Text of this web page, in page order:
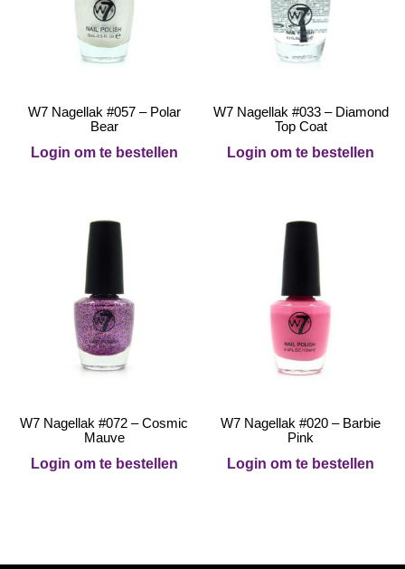
W7 Nagellak #057 – Polar
Bear
Login om te bestellen
W7 Nagellak #033 – Diamond
Top Coat
Login om te bestellen
W7 Nagellak #072 – Cosmic
Mauve
Login om te bestellen
W7 Nagellak #020 – Barbie
Pink
Login om te bestellen